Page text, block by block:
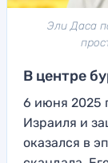
Эли Даса
В центре
6 июня 2025
Израиля и
оказался в